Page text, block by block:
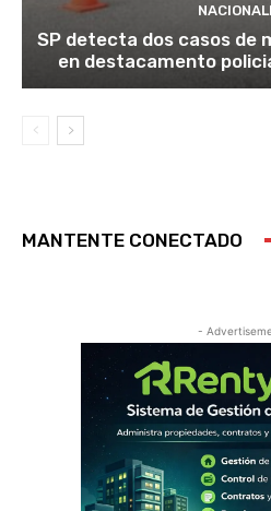
SP detecta dos casos de
en destacamento
MANTENTE CONECTADO
-